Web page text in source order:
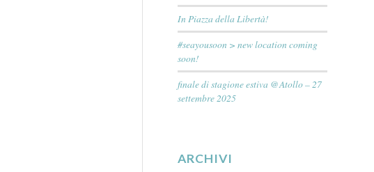
In Piazza della Libertà!
#seayousoon > new location coming
soon!
finale di stagione estiva @Atollo – 27
settembre 2025
ARCHIVI